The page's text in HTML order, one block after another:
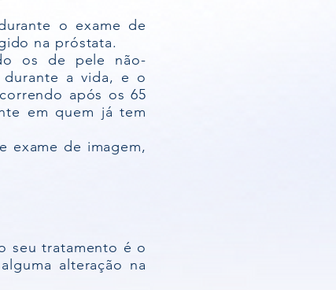
o exame de
na próstata.
os de pele não-
durante a vida, e o
após os 65
em quem já tem
exame de imagem,
seu tratamento é o
alteração na